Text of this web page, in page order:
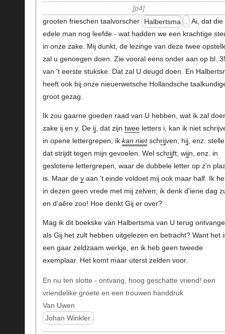
p4
grooten frieschen taalvorscher
Halbertsma
Ai, dat die
edele man nog leefde - wat hadden we een krachtige
in onze zake. Mij dunkt, de lezinge van deze twee
zal u genoegen doen. Zie vooral eens onder aan op bl.
van 't eerste stukske. Dat zal U deugd doen. En
heeft ook bij onze nieuerwetsche Hollandsche
groot gezag.
Ik zou gaarne goeden raad van U hebben, wat ik zal
zake ij en y. De ij, dat zijn tweeletters i, kan ik niet
in opene lettergrepen; ik kan nietschrijven, hij, enz.
dat strijdt tegen mijn gevoelen. Wel schrijft, wijn, enz. in
geslotene lettergrepen, waar de dubbele letter op z'n
is. Maar de yaan 't einde voldoet mij ook maar half. Ik
in dezen geen vrede met mij zelven; ik denk d'iene dag
en d'aêre zoo! Hoe denkt Gij er over?
Mag ik dit boekske van Halbertsma van U terug
als Gij het zult hebben uitgelezen en betracht? Want het
een gaar zeldzaam werkje, en ik heb geen tweede
exemplaar. Het komt maar uterst zelden voor.
En nu ten slotte - ontvang, hoog geschatte vriend! een
vriendelike groete en een trouwen handdruk
Van Uwen
Johan Winkler.